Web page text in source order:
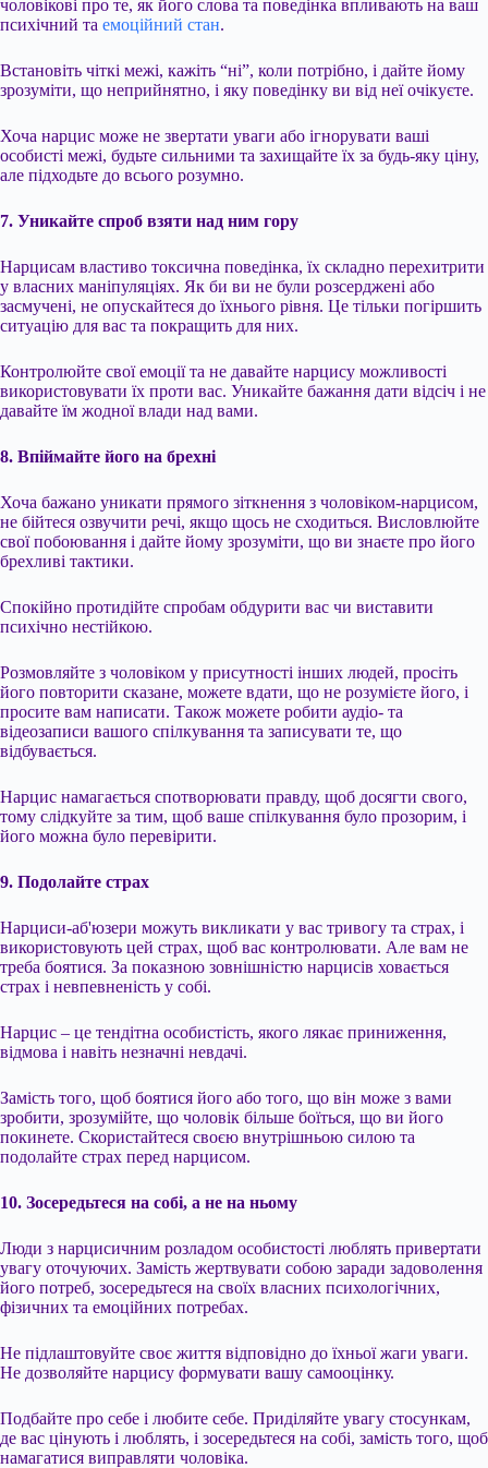
чоловікові про те, як його слова та поведінка впливають на ваш
психічний та емоційний стан.
Встановіть чіткі межі, кажіть “ні”, коли потрібно, і дайте йому
зрозуміти, що неприйнятно, і яку поведінку ви від неї очікуєте.
Хоча нарцис може не звертати уваги або ігнорувати ваші
особисті межі, будьте сильними та захищайте їх за будь-яку ціну,
але підходьте до всього розумно.
7. Уникайте спроб взяти над ним гору
Нарцисам властиво токсична поведінка, їх складно перехитрити
у власних маніпуляціях. Як би ви не були розсерджені або
засмучені, не опускайтеся до їхнього рівня. Це тільки погіршить
ситуацію для вас та покращить для них.
Контролюйте свої емоції та не давайте нарцису можливості
використовувати їх проти вас. Уникайте бажання дати відсіч і не
давайте їм жодної влади над вами.
8. Впіймайте його на брехні
Хоча бажано уникати прямого зіткнення з чоловіком-нарцисом,
не бійтеся озвучити речі, якщо щось не сходиться. Висловлюйте
свої побоювання і дайте йому зрозуміти, що ви знаєте про його
брехливі тактики.
Спокійно протидійте спробам обдурити вас чи виставити
психічно нестійкою.
Розмовляйте з чоловіком у присутності інших людей, просіть
його повторити сказане, можете вдати, що не розумієте його, і
просите вам написати. Також можете робити аудіо- та
відеозаписи вашого спілкування та записувати те, що
відбувається.
Нарцис намагається спотворювати правду, щоб досягти свого,
тому слідкуйте за тим, щоб ваше спілкування було прозорим, і
його можна було перевірити.
9. Подолайте страх
Нарциси-аб'юзери можуть викликати у вас тривогу та страх, і
використовують цей страх, щоб вас контролювати. Але вам не
треба боятися. За показною зовнішністю нарцисів ховається
страх і невпевненість у собі.
Нарцис – це тендітна особистість, якого лякає приниження,
відмова і навіть незначні невдачі.
Замість того, щоб боятися його або того, що він може з вами
зробити, зрозумійте, що чоловік більше боїться, що ви його
покинете. Скористайтеся своєю внутрішньою силою та
подолайте страх перед нарцисом.
10. Зосередьтеся на собі, а не на ньому
Люди з нарцисичним розладом особистості люблять привертати
увагу оточуючих. Замість жертвувати собою заради задоволення
його потреб, зосередьтеся на своїх власних психологічних,
фізичних та емоційних потребах.
Не підлаштовуйте своє життя відповідно до їхньої жаги уваги.
Не дозволяйте нарцису формувати вашу самооцінку.
Подбайте про себе і любите себе. Приділяйте увагу стосункам,
де вас цінують і люблять, і зосередьтеся на собі, замість того, щоб
намагатися виправляти чоловіка.